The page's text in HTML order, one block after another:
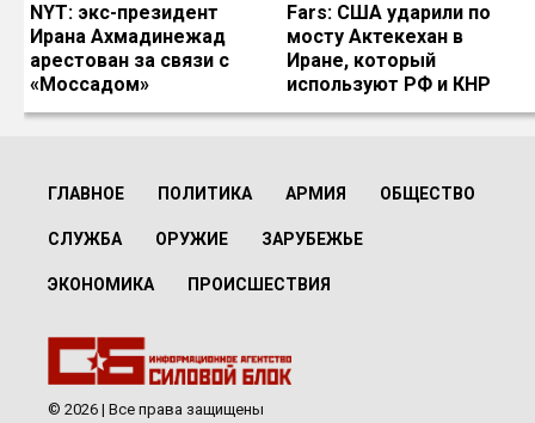
NYT: экс-президент
Ирана Ахмадинежад
арестован за связи с
«Моссадом»
Fars: США ударили по
мосту Актекехан в
Иране, который
используют РФ и КНР
ГЛАВНОЕ ПОЛИТИКА АРМИЯ ОБЩЕСТВО
СЛУЖБА ОРУЖИЕ ЗАРУБЕЖЬЕ
ЭКОНОМИКА ПРОИСШЕСТВИЯ
© 2026 | Все права защищены